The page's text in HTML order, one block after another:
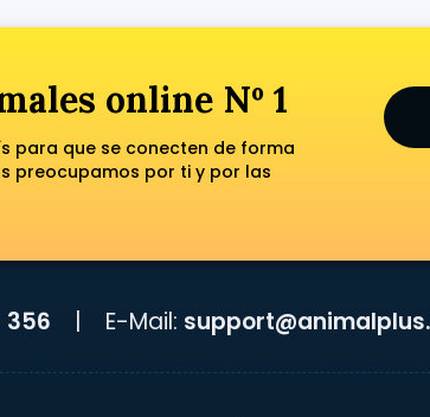
online Nº 1
para que se conecten de forma
preocupamos por ti y por las
356 E-Mail: